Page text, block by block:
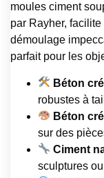
moules ciment
par Rayher,
démoulage
parfait pour les
Béton
robustes à
Béton
sur des
Ciment
sculptures